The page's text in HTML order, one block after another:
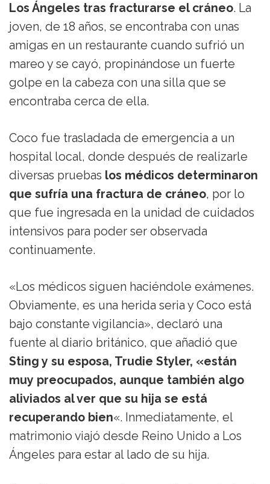
Los Ángeles tras fracturarse el cráneo. La
joven, de 18 años, se encontraba con unas
amigas en un restaurante cuando sufrió un
mareo y se cayó, propinándose un fuerte
golpe en la cabeza con una silla que se
encontraba cerca de ella.
Coco fue trasladada de emergencia a un
hospital local, donde después de realizarle
diversas pruebas los médicos determinaron
que sufría una fractura de cráneo, por lo
que fue ingresada en la unidad de cuidados
intensivos para poder ser observada
continuamente.
«Los médicos siguen haciéndole exámenes.
Obviamente, es una herida seria y Coco está
bajo constante vigilancia», declaró una
fuente al diario británico, que añadió que
Sting y su esposa, Trudie Styler, «están
muy preocupados, aunque también algo
aliviados al ver que su hija se está
recuperando bien«. Inmediatamente, el
matrimonio viajó desde Reino Unido a Los
Ángeles para estar al lado de su hija.